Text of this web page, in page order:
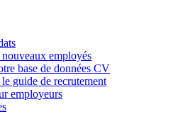
employés
base de données CV
guide de recrutement
employeurs